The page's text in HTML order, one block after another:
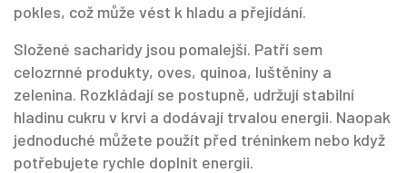
pokles, což může vést k hladu a přejídání.
Složené sacharidy jsou pomalejší. Patří sem
celozrnné produkty, oves, quinoa, luštěniny a
zelenina. Rozkládají se postupně, udržují stabilní
hladinu cukru v krvi a dodávají trvalou energii. Naopak
jednoduché můžete použít před tréninkem nebo když
potřebujete rychle doplnit energii.